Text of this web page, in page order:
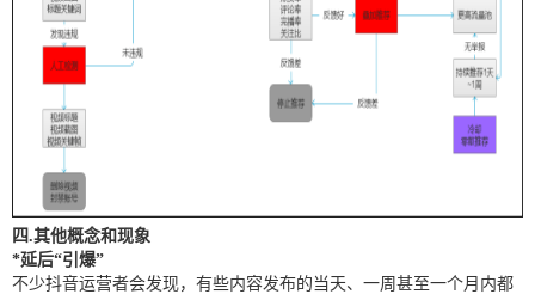
四.其他概念和现象
*延后“引爆”
不少抖音运营者会发现，有些内容发布的当天、一周甚至一个月内都